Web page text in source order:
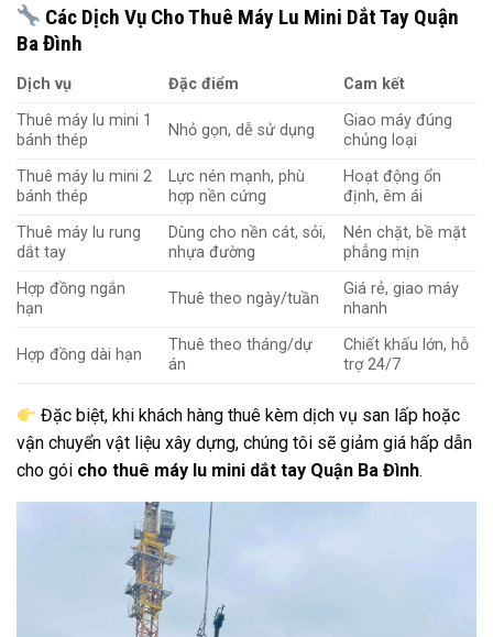
Các Dịch Vụ Cho Thuê Máy Lu Mini Dắt Tay Quận
Ba Đình
Dịch vụ Đặc điểm
Cam kết
Thuê máy lu mini 1
bánh thép
Nhỏ gọn, dễ sử dụng
Giao máy đúng
chủng loại
Thuê máy lu mini 2
bánh thép
Lực nén mạnh, phù
hợp nền cứng
Hoạt động ổn
định, êm ái
Thuê máy lu rung
dắt tay
Dùng cho nền cát, sỏi,
nhựa đường
Nén chặt, bề mặt
phẳng mịn
Hợp đồng ngắn
hạn
Thuê theo ngày/tuần
Giá rẻ, giao máy
nhanh
Hợp đồng dài hạn
Thuê theo tháng/dự
án
Chiết khấu lớn, hỗ
trợ 24/7
Đặc biệt, khi khách hàng thuê kèm dịch vụ san lấp hoặc
vận chuyển vật liệu xây dựng, chúng tôi sẽ giảm giá hấp dẫn
cho gói cho thuê máy lu mini dắt tay Quận Ba Đình.